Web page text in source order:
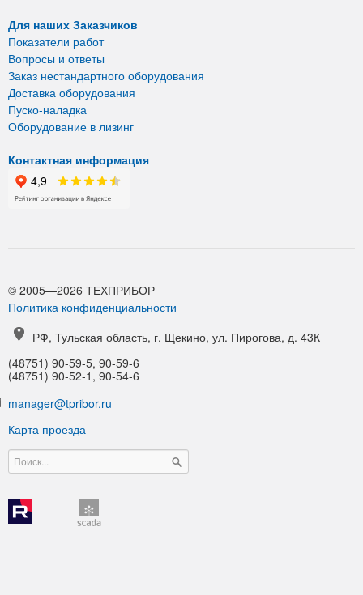
Для наших Заказчиков
Показатели работ
Вопросы и ответы
Заказ нестандартного оборудования
Доставка оборудования
Пуско-наладка
Оборудование в лизинг
Контактная информация
© 2005—2026 ТЕХПРИБОР
Политика конфиденциальности
РФ, Тульская область, г. Щекино, ул. Пирогова, д. 43К
(48751) 90-59-5, 90-59-6
(48751) 90-52-1, 90-54-6
manager@tpribor.ru
Карта проезда